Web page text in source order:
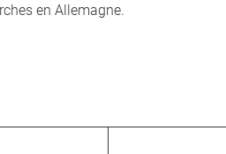
en Allemagne.